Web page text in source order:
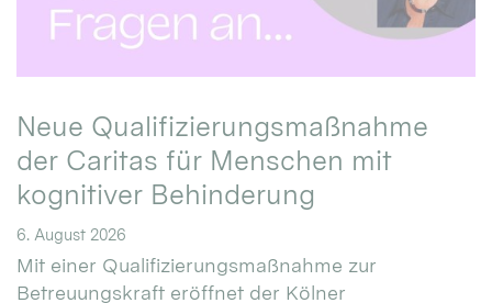
Neue Qualifizierungsmaßnahme
der Caritas für Menschen mit
kognitiver Behinderung
6. August 2026
Mit einer Qualifizierungsmaßnahme zur
Betreuungskraft eröffnet der Kölner